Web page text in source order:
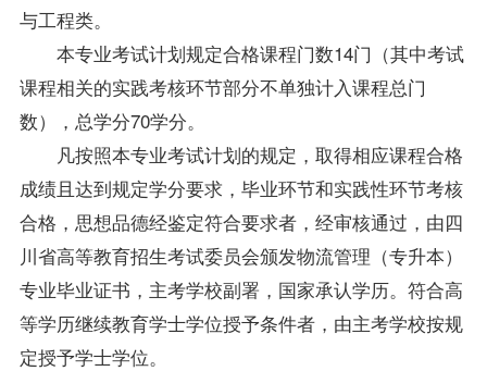
与工程类。
本专业考试计划规定合格课程门数14门（其中考试
课程相关的实践考核环节部分不单独计入课程总门
数），总学分70学分。
凡按照本专业考试计划的规定，取得相应课程合格
成绩且达到规定学分要求，毕业环节和实践性环节考核
合格，思想品德经鉴定符合要求者，经审核通过，由四
川省高等教育招生考试委员会颁发物流管理（专升本）
专业毕业证书，主考学校副署，国家承认学历。符合高
等学历继续教育学士学位授予条件者，由主考学校按规
定授予学士学位。